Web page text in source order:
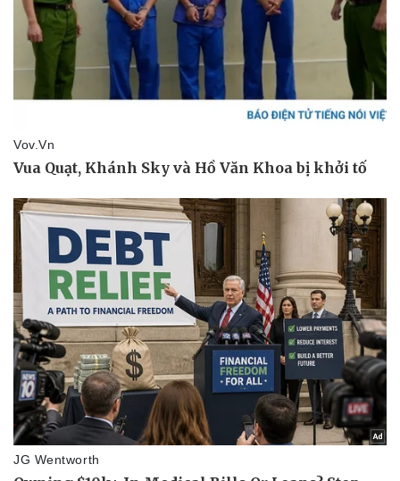
Doanh nghiệp
Thông tin doanh nghiệp
Doanh nghiệp 24h
Doanh nhân
Công nghệ
Sành điệu